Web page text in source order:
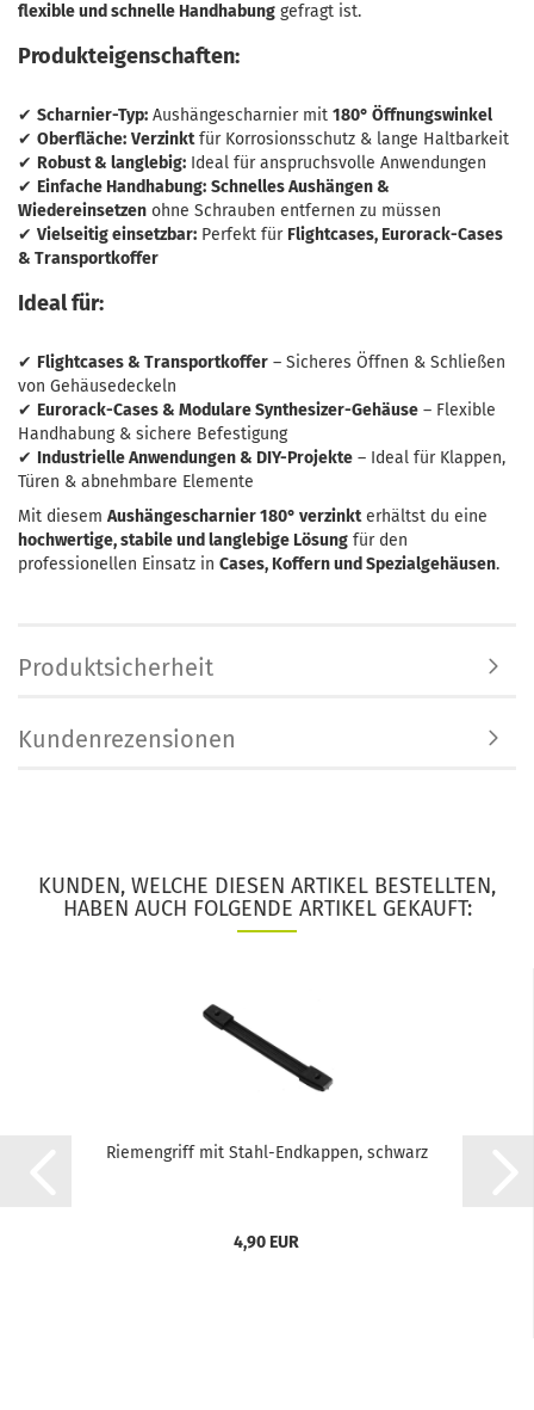
flexible und schnelle Handhabung gefragt ist.
Produkteigenschaften:
✔ Scharnier-Typ: Aushängescharnier mit 180° Öffnungswinkel
✔ Oberfläche: Verzinktfür Korrosionsschutz & lange Haltbarkeit
✔ Robust & langlebig: Ideal für anspruchsvolle Anwendungen
✔ Einfache Handhabung: Schnelles Aushängen &
Wiedereinsetzen ohne Schrauben entfernen zu müssen
✔ Vielseitig einsetzbar: Perfekt für Flightcases, Eurorack-Cases
& Transportkoffer
Ideal für:
✔ Flightcases & Transportkoffer – Sicheres Öffnen & Schließen
von Gehäusedeckeln
✔ Eurorack-Cases & Modulare Synthesizer-Gehäuse – Flexible
Handhabung & sichere Befestigung
✔ Industrielle Anwendungen & DIY-Projekte – Ideal für Klappen,
Türen & abnehmbare Elemente
Mit diesem Aushängescharnier 180° verzinkterhältst du eine
hochwertige, stabile und langlebige Lösung für den
professionellen Einsatz in Cases, Koffern und Spezialgehäusen.
Produktsicherheit
Kundenrezensionen
KUNDEN, WELCHE DIESEN ARTIKEL BESTELLTEN,
HABEN AUCH FOLGENDE ARTIKEL GEKAUFT:
Riemengriff mit Stahl-Endkappen, schwarz
4,90 EUR